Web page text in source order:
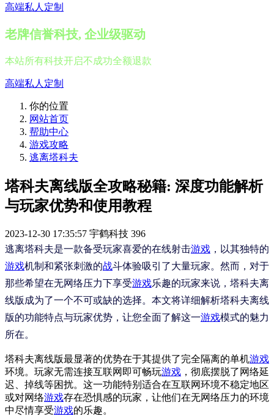
高端私人定制
老牌信誉科技, 企业级驱动
本站所有科技开启不成功全额退款
高端私人定制
你的位置
网站首页
帮助中心
游戏攻略
逃离塔科夫
塔科夫离线版全攻略秘籍: 深度功能解析
与玩家优势和使用教程
2023-12-30 17:35:57 宇鹤科技 396
逃离塔科夫是一款备受玩家喜爱的在线射击游戏 ，以其独特的
游戏机制和紧张刺激的战斗体验吸引了大量玩家。然而，对于
那些希望在无网络压力下享受游戏乐趣的玩家来说，塔科夫离
线版成为了一个不可或缺的选择。本文将详细解析塔科夫离线
版的功能特点与玩家优势，让您全面了解这一游戏模式的魅力
所在。
塔科夫离线版最显著的优势在于其提供了完全隔离的单机游戏
环境。玩家无需连接互联网即可畅玩游戏 ，彻底摆脱了网络延
迟、掉线等困扰。这一功能特别适合在互联网环境不稳定地区
或对网络游戏存在恐惧感的玩家，让他们在无网络压力的环境
中尽情享受游戏的乐趣。